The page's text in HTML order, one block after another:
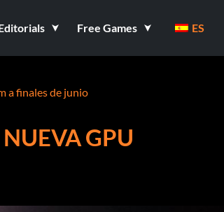
Free Games ES
a finales de junio
GPU